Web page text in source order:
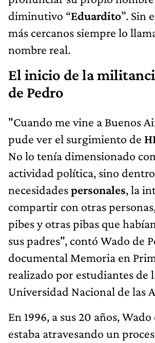
diminutivo “Eduardito”. Sin
más cercanos siempre lo
nombre real.
El inicio de la
de Pedro
"Cuando me vine a Buenos
pude ver el surgimiento de
No lo tenía dimensionado
actividad política, sino
necesidadespersonales, la
compartir con otras
pibes y otras pibas que
sus padres", contó Wado de
documental Memoria en
realizado por estudiantes de
Universidad Nacional de las
En 1996, a sus 20 años,
estaba atravesando un